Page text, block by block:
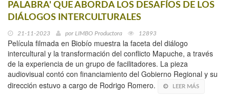
PALABRA' QUE ABORDA LOS DESAFÍOS DE LOS
DIÁLOGOS INTERCULTURALES
21-11-2023 por LIMBO Productora 12893
Película filmada en Biobío muestra la faceta del diálogo
intercultural y la transformación del conflicto Mapuche, a través
de la experiencia de un grupo de facilitadores. La pieza
audiovisual contó con financiamiento del Gobierno Regional y su
dirección estuvo a cargo de Rodrigo Romero.
LEER MÁS